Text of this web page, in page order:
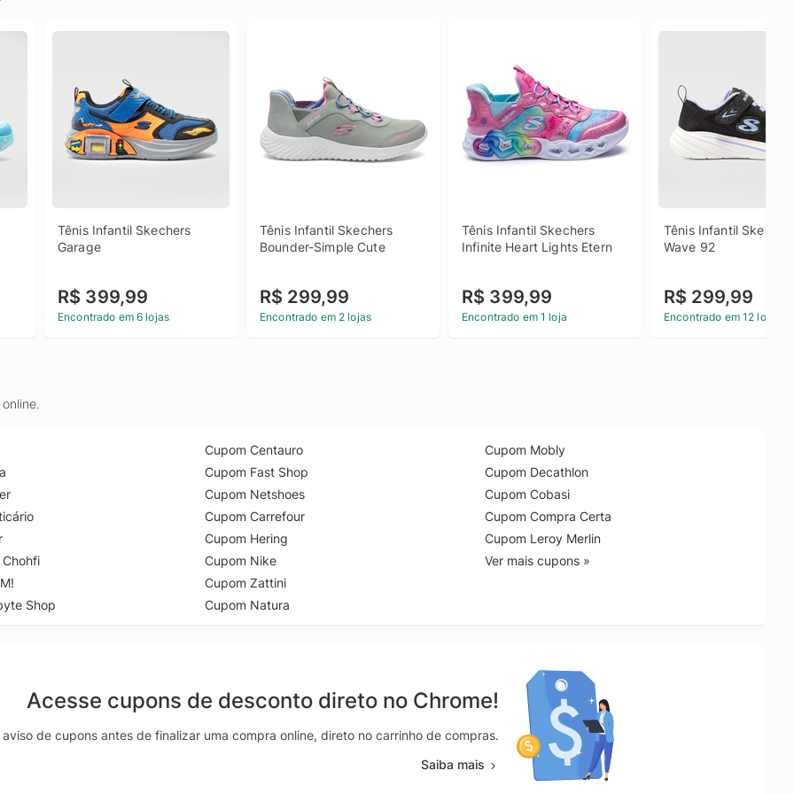
Tênis Infantil Skechers
Garage
R$ 399,99
Encontrado em 6 lojas
Tênis Infantil Skechers
Bounder-Simple Cute
R$ 299,99
Encontrado em 2 lojas
Tênis Infantil Skechers
Infinite Heart Lights Etern
R$ 399,99
Encontrado em 1 loja
Tênis Infantil
Wave 92
R$ 299,99
Encontrado em 12 lojas
Shop
Cupom Centauro
Cupom Fast Shop
Cupom Netshoes
Cupom Carrefour
Cupom Hering
Cupom Nike
Cupom Zattini
Cupom Natura
Cupom Mobly
Cupom Decathlon
Cupom Cobasi
Cupom Compra Certa
Cupom Leroy Merlin
Ver mais cupons »
Acesse cupons de desconto direto no Chrome!
de cupons antes de finalizar uma compra online, direto no carrinho de compras.
Saiba mais